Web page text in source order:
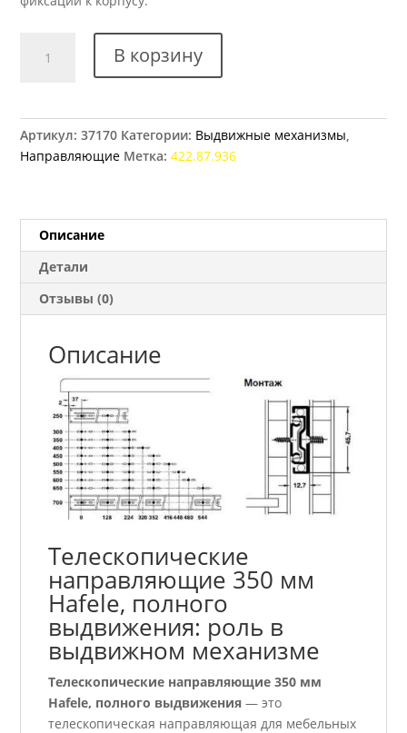
товара
Телескопические
мм
Hafele,
В корзину
Артикул:37170 Категории: Выдвижные механизмы
Направляющие Метка:422.87.936
Описание
Детали
Отзывы (0)
Описание
Телескопические
направляющие 350 мм
Hafele, полного
выдвижения: роль в
выдвижном механизме
Телескопические направляющие 350 мм
Hafele, полного выдвижения — это
телескопическая направляющая для мебельных